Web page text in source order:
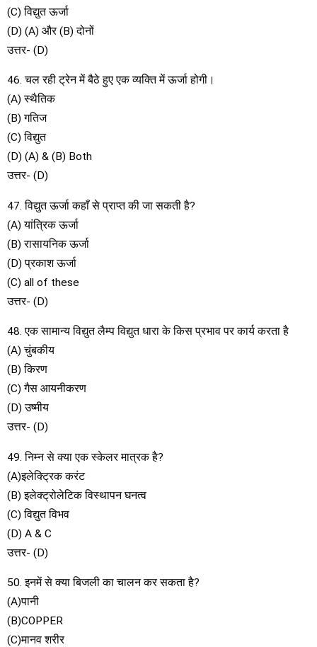
(C) विद्युत ऊर्जा
(D) (A) और (B) दोनों
उत्तर- (D)
46. चल रही ट्रेन में बैठे हुए एक व्यक्ति में ऊर्जा होगी।
(A) स्थैतिक
(B) गतिज
(C) विद्युत
(D) (A) & (B) Both
उत्तर- (D)
47. विद्युत ऊर्जा कहाँ से प्राप्त की जा सकती है?
(A) यांत्रिक ऊर्जा
(B) रासायनिक ऊर्जा
(D) प्रकाश ऊर्जा
(C) all of these
उत्तर- (D)
48. एक सामान्य विद्युत लैम्प विद्युत धारा के किस प्रभाव पर कार्य करता है
(A) चुंबकीय
(B) किरण
(C) गैस आयनीकरण
(D) उष्मीय
उत्तर- (D)
49. निम्न से क्या एक स्केलर मात्रक है?
(A)इलेक्ट्रिक करंट
(B) इलेक्ट्रोलेटिक विस्थापन घनत्व
(C) विद्युत विभव
(D) A & C
उत्तर- (D)
50. इनमें से क्या बिजली का चालन कर सकता है?
(A)पानी
(B)COPPER
(C)मानव शरीर